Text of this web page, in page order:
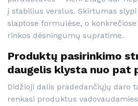
į stabilius verslus. Skirtumas
slaptose formulėse, o
rinkos dėsningumų supratime.
Produktų pasirinkimo
daugelis klysta nuo pat
Didžioji dalis pradedančiųjų daro
renkasi produktus